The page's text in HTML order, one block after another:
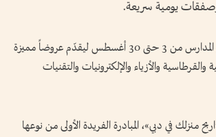
وصفقات يومية سريعة.
ويعود موسم العودة إلى المدارس من 3 حتى 30 أغسطس ليقدّم عروضاً مميزة
والقرطاسية والأزياء والإلكترونيات والتقنيات
منزلك في دبي»، المبادرة الفريدة الأولى من نوعها